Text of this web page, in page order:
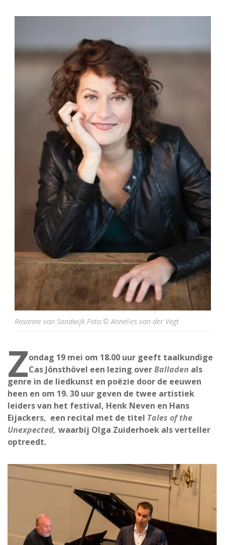
Rosanne van Sandwijk Foto:© Annelies van der Vegt
Zondag 19 mei om 18.00 uur geeft taalkundige
Cas Jönsthövel een lezing overBalladen als
genre in de liedkunst en poëzie door de eeuwen
heen en om 19. 30 uur geven de twee artistiek
leiders van het festival, Henk Neven en Hans
Eijackers, een recital met de titel Tales of the
Unexpected, waarbij Olga Zuiderhoek als verteller
optreedt.